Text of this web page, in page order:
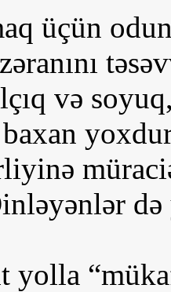
üçün
və
yolla